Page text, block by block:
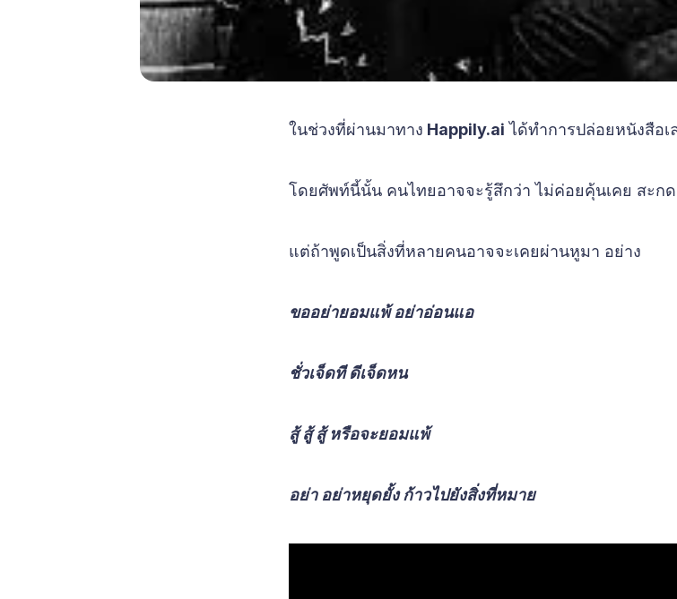
ในช่วงที่ผ่านมาทาง Happily.ai ได้ทำการปล่อยหนังสือเ
โดยศัพท์นี้นั้น คนไทยอาจจะรู้สึกว่า ไม่ค่อยคุ้นเคย สะกด
แต่ถ้าพูดเป็นสิ่งที่หลายคนอาจจะเคยผ่านหูมา อย่าง
ขออย่ายอมแพ้ อย่าอ่อนแอ
ชั่วเจ็ดที ดีเจ็ดหน
สู้ สู้ สู้ หรือจะยอมแพ้
อย่า อย่าหยุดยั้ง ก้าวไปยังสิ่งที่หมาย